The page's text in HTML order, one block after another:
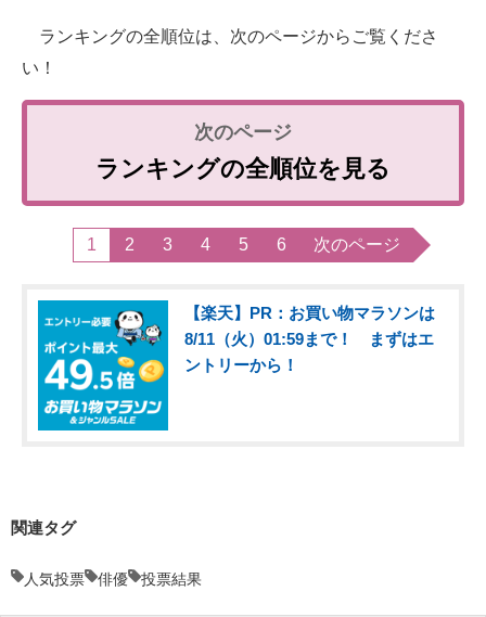
ランキングの全順位は、次のページからご覧くださ
い！
ランキングの全順位を見る
1 2 3 4 5 6 次のページ
【楽天】PR：お買い物マラソンは
8/11（火）01:59まで！ まずはエ
ントリーから！
関連タグ
人気投票 俳優 投票結果